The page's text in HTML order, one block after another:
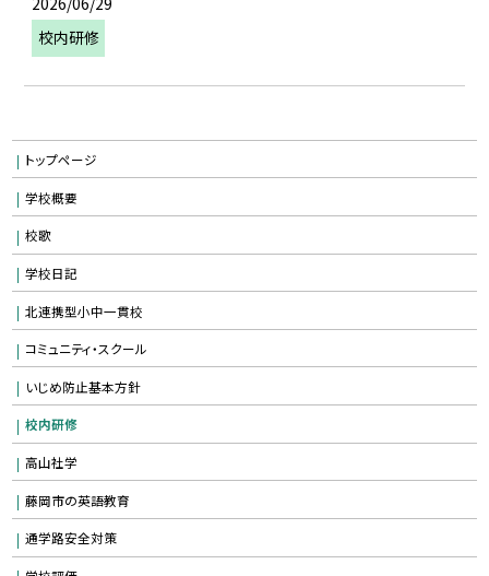
校内研修
トップページ
学校概要
校歌
学校日記
北連携型小中一貫校
コミュニティ・スクール
いじめ防止基本方針
校内研修
高山社学
藤岡市の英語教育
通学路安全対策